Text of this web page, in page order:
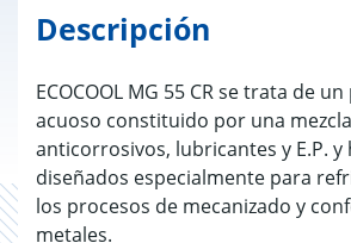
Descripción
ECOCOOL MG 55 CR se trata de
acuoso constituido por una
anticorrosivos, lubricantes y E.P.
diseñados especialmente para
los procesos de mecanizado y
metales.